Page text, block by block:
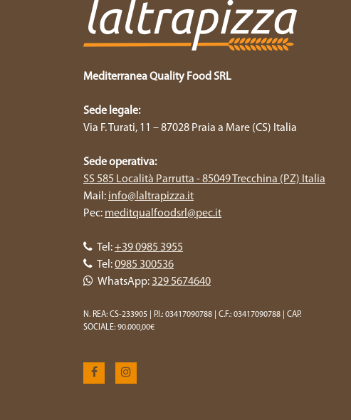
Mediterranea Quality Food SRL
Sede legale:
Via F. Turati, 11 – 87028 Praia a Mare (CS) Italia
Sede operativa:
SS 585 Località Parrutta - 85049 Trecchina (PZ) Italia
Mail: info@laltrapizza.it
Pec: meditqualfoodsrl@pec.it
Tel:+39 0985 3955
Tel:0985 300536
WhatsApp: 329 5674640
N. REA: CS-233905 | P.I.: 03417090788 | C.F.: 03417090788 | CAP.
SOCIALE: 90.000,00€